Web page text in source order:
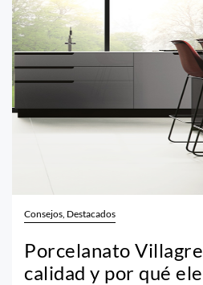
Consejos, Destacados
Porcelanato
calidad y por qué